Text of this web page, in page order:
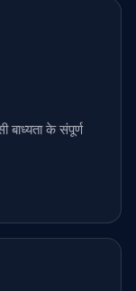
बाध्यता के संपूर्ण